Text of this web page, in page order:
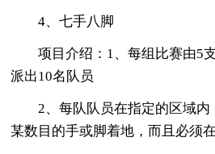
4、七手八脚
项目介绍：1、每组比赛由5支
派出10名队员
2、每队队员在指定的区域内
某数目的手或脚着地，而且必须